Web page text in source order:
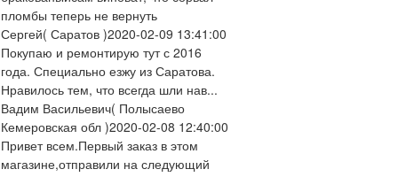
пломбы теперь не вернуть
Сергей( Саратов )2020-02-09 13:41:00
Покупаю и ремонтирую тут с 2016
года. Специально езжу из Саратова.
Нравилось тем, что всегда шли нав...
Вадим Васильевич( Полысаево
Кемеровская обл )2020-02-08 12:40:00
Привет всем.Первый заказ в этом
магазине,отправили на следующий